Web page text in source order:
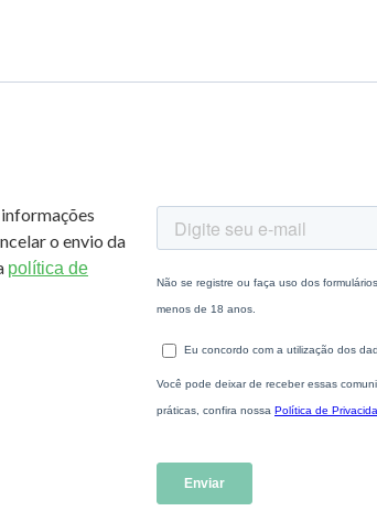
o envio da
política de